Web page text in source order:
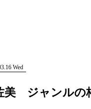
ディア
Wed
美 ジャンルの